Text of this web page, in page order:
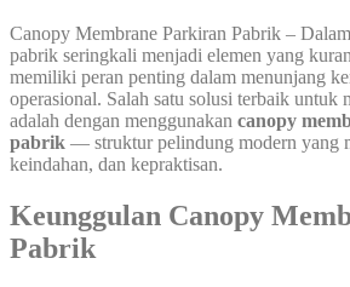
Canopy Membrane Parkiran Pabrik –
pabrik seringkali menjadi elemen yang
memiliki peran penting dalam menunjang
operasional. Salah satu solusi terbaik untuk
adalah dengan menggunakan canopy
pabrik — struktur pelindung modern yang
keindahan, dan kepraktisan.
Keunggulan Canopy
Pabrik